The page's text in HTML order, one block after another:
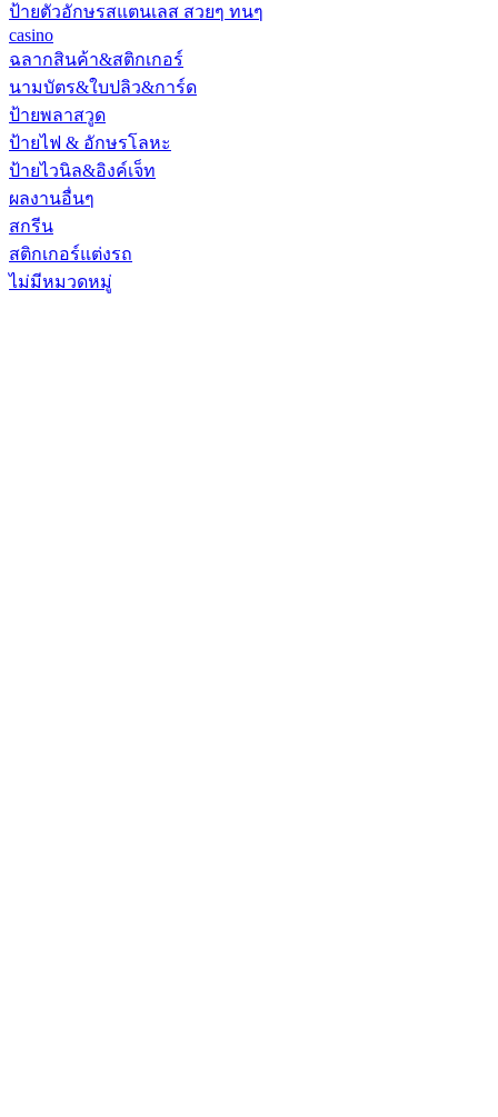
ป้ายตัวอักษรสแตนเลส สวยๆ ทนๆ
casino
ฉลากสินค้า&สติกเกอร์
นามบัตร&ใบปลิว&การ์ด
ป้ายพลาสวูด
ป้ายไฟ & อักษรโลหะ
ป้ายไวนิล&อิงค์เจ็ท
ผลงานอื่นๆ
สกรีน
สติกเกอร์แต่งรถ
ไม่มีหมวดหมู่